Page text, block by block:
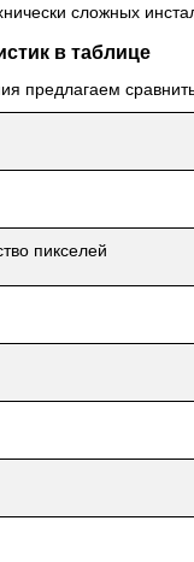
сложных
в таблице
предлагаем
пикселей